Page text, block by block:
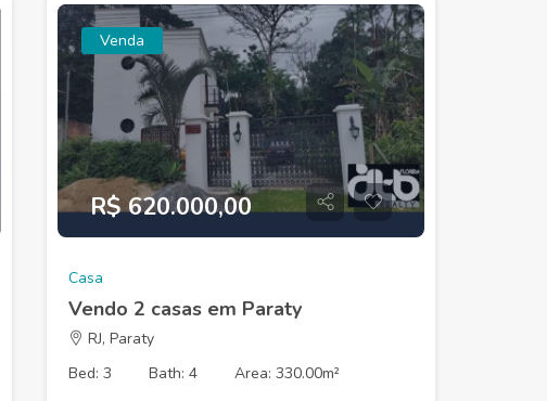
Venda
R$ 620.000,00
Casa
Vendo 2 casas em Paraty
RJ, Paraty
Bed: 3
Bath: 4 Area: 330.00m²